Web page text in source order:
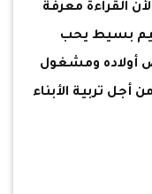
القراءة معرفة
بسيط يحب
أولاده ومشغول
تربية الأبناء